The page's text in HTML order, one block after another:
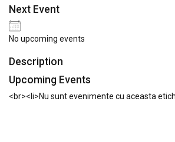
Next Event
No upcoming events
Description
Upcoming Events
<br><li>Nu sunt evenimente cu aceasta